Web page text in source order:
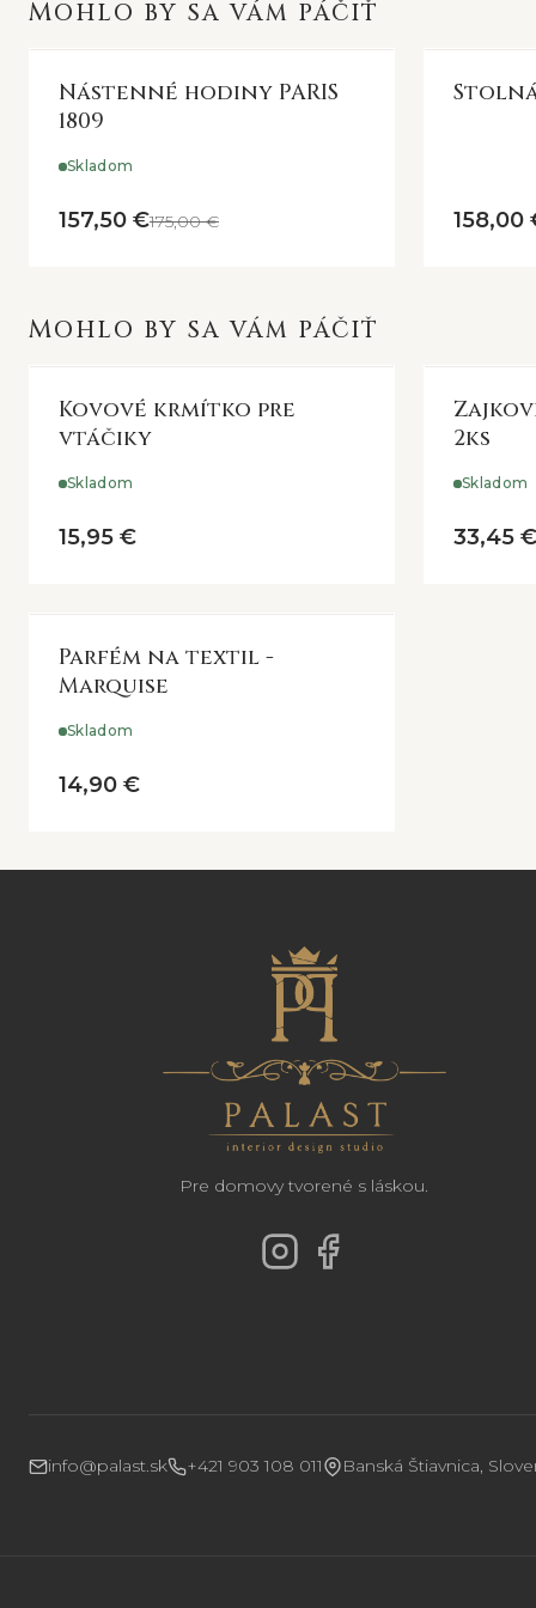
MOHLO BY SA VÁM PÁČIŤ
Nástenné hodiny PARIS
1809
Skladom
157,50 €175,00 € 158,00
MOHLO BY SA VÁM PÁČIŤ
Kovové krmítko pre
vtáčiky
Skladom
15,95 €
2ks
Skladom
33,45 €
Parfém na textil -
Marquise
Skladom
14,90 €
Pre domovy tvorené s láskou.
info@palast.sk +421 903 108 011 Banská Štiavnica,